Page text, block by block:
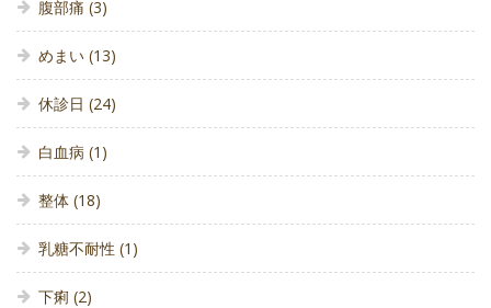
腹部痛 (3)
めまい (13)
休診日 (24)
白血病 (1)
整体 (18)
乳糖不耐性 (1)
下痢 (2)